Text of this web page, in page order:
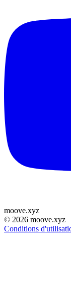
moove.xyz
© 2026 moove.xyz
Conditions